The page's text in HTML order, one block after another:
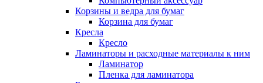
Корзины и ведра для бумаг
Корзина для бумаг
Кресла
Кресло
Ламинаторы и расходные материалы к ним
Ламинатор
Пленка для ламинатора